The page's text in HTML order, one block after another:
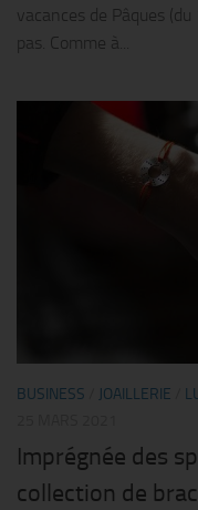
vacances de Pâques
pas. Comme à...
BUSINESS JOAILLERIE
Imprégnée des
collection de